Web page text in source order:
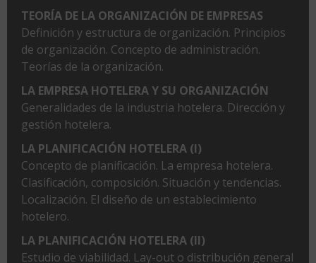
TEORÍA DE LA ORGANIZACIÓN DE EMPRESAS
Definición y estructura de organización. Principios
de organización. Concepto de administración.
Teorías de la organización.
LA EMPRESA HOTELERA Y SU ORGANIZACIÓN
Generalidades de la industria hotelera. Dirección y
gestión hotelera.
LA PLANIFICACIÓN HOTELERA (I)
Concepto de planificación. La empresa hotelera.
Clasificación, composición. Situación y tendencias.
Localización. El diseño de un establecimiento
hotelero.
LA PLANIFICACIÓN HOTELERA (II)
Estudio de viabilidad. Lay-out o distribución general